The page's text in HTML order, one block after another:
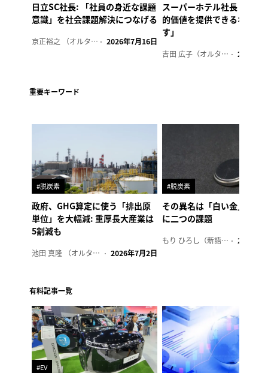
日立SC社長: 「社員の身近な課題
意識」を社会課題解決につなげる
京正裕之 （オルタナ副編集長） 2026年7月16日
スーパーホテル社長「地域
的価値を提供できるホテル
す」
吉田 広子（オルタナ輪番編集長） 2026年6
重要キーワード
#脱炭素
政府、GHG算定に使う「排出原
単位」を大幅減: 重厚長大産業は
5割減も
池田 真隆 （オルタナ輪番編集長） 2026年7月2日
#脱炭素
その異名は「白い金」、リ
に二つの課題
もり ひろし（新語ウォッチャー） 2023年7
有料記事一覧
#EV